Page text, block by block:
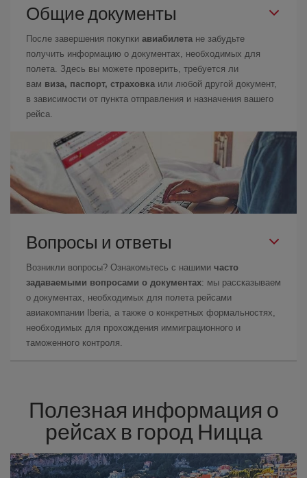
Общие документы
После завершения покупки авиабилета не забудьте
получить информацию о документах, необходимых для
полета. Здесь вы можете проверить, требуется ли
вам виза, паспорт, страховка или любой другой документ,
в зависимости от пункта отправления и назначения вашего
рейса.
Вопросы и ответы
Возникли вопросы? Ознакомьтесь с нашими часто
задаваемыми вопросами о документах: мы рассказываем
о документах, необходимых для полета рейсами
авиакомпании Iberia, а также о конкретных формальностях,
необходимых для прохождения иммиграционного и
таможенного контроля.
Полезная информация о
рейсах в город Ницца